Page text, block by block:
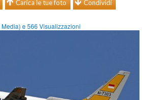
Carica le tue foto Condividi
Media) e566 Visualizzazioni